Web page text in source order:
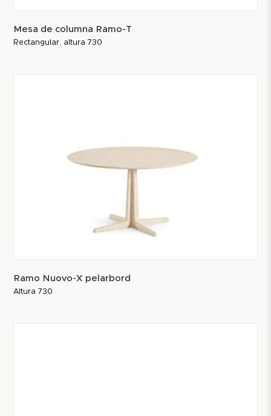
Mesa de columna Ramo-T
Rectangular, altura 730
Ramo Nuovo-X pelarbord
Altura 730